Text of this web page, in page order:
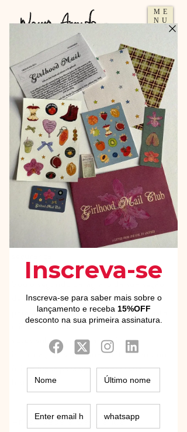
ME
NU
POLÍTICA DA LOJA
Atendimento ao Cliente
Sou uma seção de atendimento. Sou um
ótimo lugar para escrever um longo texto
sobre sua empresa e seus serviços, e
sobre como contatar a sua loja. Escrever
uma política detalhada de atendimento é
uma ótima forma de criar confiança e
garantir que seus clientes comprem com
de atendimento ao cliente. Clique aqui
para adicionar seu texto e editar. Basta
clicar em "Editar texto" ou clicar duas
vezes sobre mim para adicionar
informações sobre sua política. Sou um
ótimo lugar para você contar sua
história.
Privacidade e Segurança